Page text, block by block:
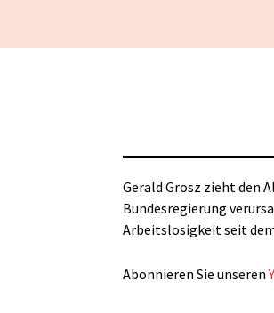
Gerald Grosz zieht den
Bundesregierung
Arbeitslosigkeit seit
Abonnieren Sie unseren